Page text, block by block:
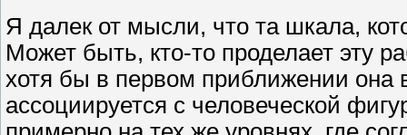
Я далек от мысли, что та шкала,
Может быть, кто-то проделает эту
хотя бы в первом приближении она
ассоциируется с человеческой